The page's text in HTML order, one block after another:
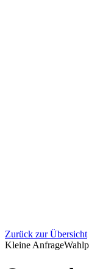
Zurück zur Übersicht
Kleine Anfrage